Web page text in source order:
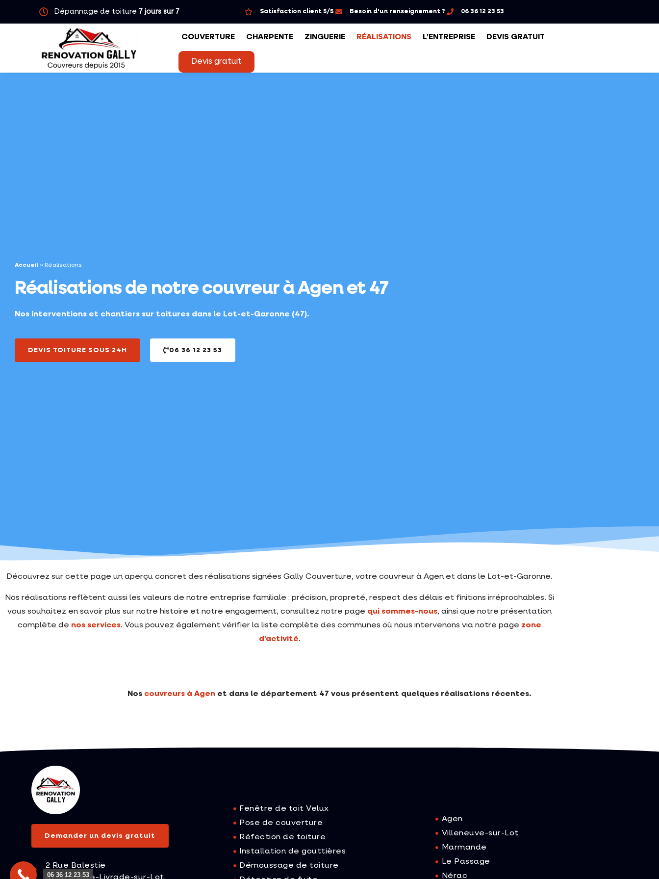
Dépannage de toiture 7 jours sur 7 Satisfaction client 5/5 Besoin d'un renseignement ? 06 36 12 23 53
COUVERTURE CHARPENTE ZINGUERIE RÉALISATIONS L’ENTREPRISE DEVIS GRATUIT
Devis gratuit
Accueil » Réalisations
Réalisations de notre couvreur à Agen et 47
Nos interventions et chantiers sur toitures dans le Lot-et-Garonne (47).
DEVIS TOITURE SOUS 24H 06 36 12 23 53
Découvrez sur cette page un aperçu concret des réalisations signées Gally Couverture, votre couvreur à Agen et dans le Lot-et-Garonne.
Nos réalisations reflètent aussi les valeurs de notre entreprise familiale : précision, propreté, respect des délais et finitions irréprochables. Si
vous souhaitez en savoir plus sur notre histoire et notre engagement, consultez notre page qui sommes-nous, ainsi que notre présentation
complète de nos services. Vous pouvez également vérifier la liste complète des communes où nous intervenons via notre page zone
d’activité.
Nos couvreurs à Agen et dans le département 47 vous présentent quelques réalisations récentes.
Demander un devis gratuit
2 Rue Balestie
Fenêtre de toit Velux
Pose de couverture
Réfection de toiture
Installation de gouttières
Démoussage de toiture
Agen
Villeneuve-sur-Lot
Marmande
Le Passage
Nérac
06 36 12 23 53